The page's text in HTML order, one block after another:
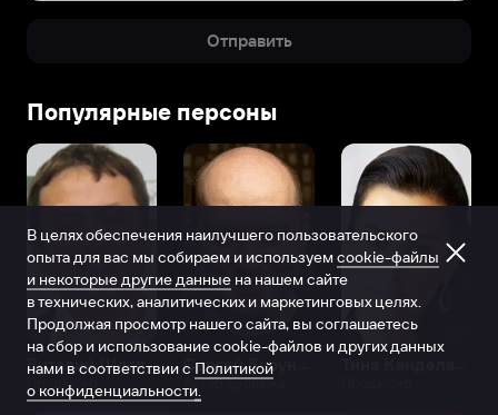
Отправить
Популярные персоны
Виталий Шляппо
Продюсер Актёр дубляжа
В целях обеспечения наилучшего пользовательского
опыта для вас мы собираем и используем cookie-файлы
и некоторые другие данные на нашем сайте
в технических, аналитических и маркетинговых целях.
Продолжая просмотр нашего сайта, вы соглашаетесь
на сбор и использование cookie-файлов и других данных
нами в соответствии с Политикой
о конфиденциальности.